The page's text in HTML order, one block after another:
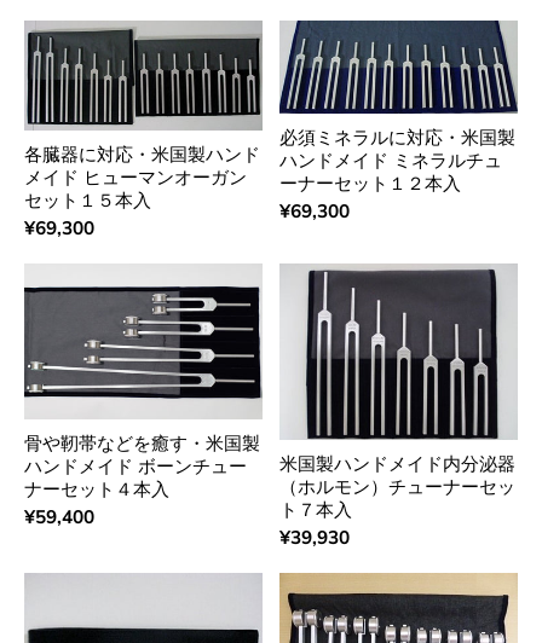
各臓器に対応・米国製ハンド
メイド ヒューマンオーガン
セット１５本入
¥69,300
必須ミネラルに対応・米国製
ハンドメイド ミネラルチュ
ーナーセット１２本入
¥69,300
骨や靭帯などを癒す・米国製
ハンドメイド ボーンチュー
ナーセット４本入
¥59,400
米国製ハンドメイド内分泌器
（ホルモン）チューナーセッ
ト７本入
¥39,930